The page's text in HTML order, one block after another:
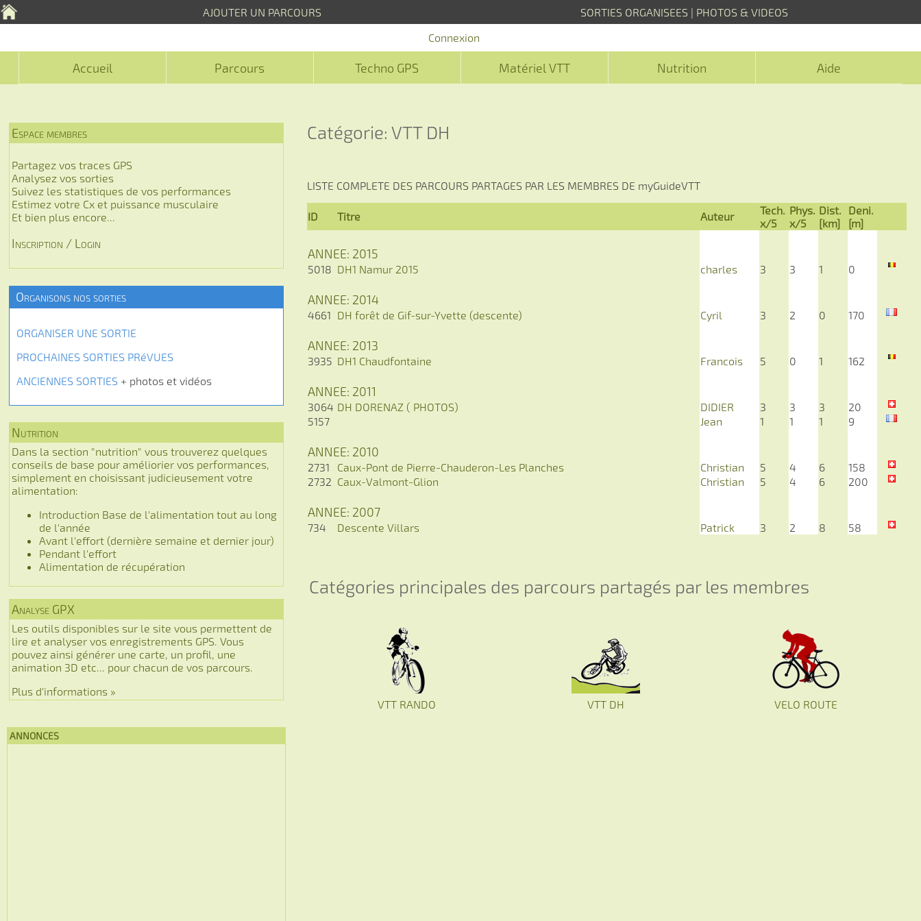
AJOUTER UN PARCOURS SORTIES ORGANISEES | PHOTOS & VIDEOS
Connexion
Accueil Parcours Techno GPS Matériel VTT Nutrition Aide
Espace membres
Partagez vos traces GPS
Analysez vos sorties
Suivez les statistiques de vos performances
Estimez votre Cx et puissance musculaire
Et bien plus encore...
Inscription / Login
Organisons nos sorties
ORGANISER UNE SORTIE
PROCHAINES SORTIES PRéVUES
ANCIENNES SORTIES + photos et vidéos
Nutrition
Dans la section "nutrition" vous trouverez quelques
conseils de base pour améliorier vos performances,
simplement en choisissant judicieusement votre
alimentation:
Introduction Base de l'alimentation tout au long
de l'année
Avant l'effort (dernière semaine et dernier jour)
Pendant l'effort
Alimentation de récupération
Analyse GPX
Les outils disponibles sur le site vous permettent de
lire et analyser vos enregistrements GPS. Vous
pouvez ainsi générer une carte, un profil, une
animation 3D etc... pour chacun de vos parcours.
Plus d'informations »
ANNONCES
Catégorie: VTT DH
LISTE COMPLETE DES PARCOURS PARTAGES PAR LES MEMBRES DE myGuideVTT
ID Titre Auteur
Tech.
x/5
Phys.
x/5
Dist.
[km]
Deni.
[m]
ANNEE: 2015
5018 DH1 Namur 2015 charles 3 3 1 0
ANNEE: 2014
4661 DH forêt de Gif-sur-Yvette (descente) Cyril 3 2 0 170
ANNEE: 2013
3935 DH1 Chaudfontaine Francois 5 0 1 162
ANNEE: 2011
3064 DH DORENAZ ( PHOTOS) DIDIER 3 3 3
20
5157
Jean 1 1 1 9
ANNEE: 2010
2731 Caux-Pont de Pierre-Chauderon-Les Planches Christian 5 4 6
158
2732 Caux-Valmont-Glion Christian 5 4 6 200
ANNEE: 2007
734 Descente Villars Patrick 3 2 8 58
Catégories principales des parcours partagés par les membres
VTT RANDO VTT DH VELO ROUTE